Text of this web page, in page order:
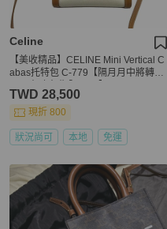
Celine
【美收精品】CELINE Mini Vertical C
abas托特包 C-779【隔月月中將轉賣
TWD 28,500
現折 800
狀況尚可 本地 免運